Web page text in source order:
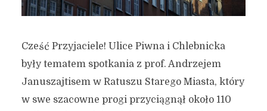
Cześć Przyjaciele! Ulice Piwna i Chlebnicka
były tematem spotkania z prof. Andrzejem
Januszajtisem w Ratuszu Starego Miasta, który
w swe szacowne progi przyciągnął około 110